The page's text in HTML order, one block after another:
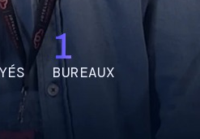
1
BUREAUX